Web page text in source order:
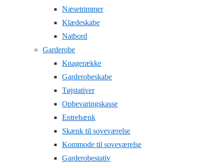
Næsetrimmer
Klædeskabe
Natbord
Garderobe
Knagerække
Garderobeskabe
Tøjstativer
Opbevaringskasse
Entrebænk
Skænk til soveværelse
Kommode til soveværelse
Garderobestativ